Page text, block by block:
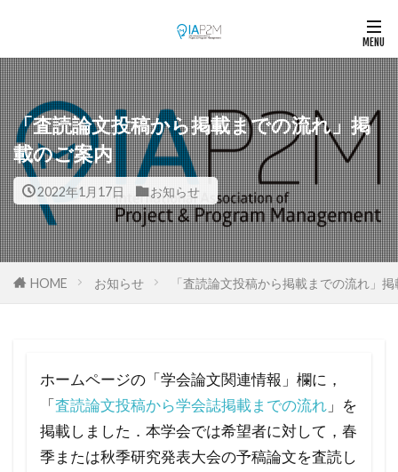
「査読論文投稿から掲載までの流れ」掲
載のご案内
2022年1月17日 お知らせ
HOME お知らせ 「査読論文投稿から掲載までの流れ」
ホームページの「学会論文関連情報」欄に，
「査読論文投稿から学会誌掲載までの流れ 」を
掲載しました．本学会では希望者に対して，春
季または秋季研究発表大会の予稿論文を査読し